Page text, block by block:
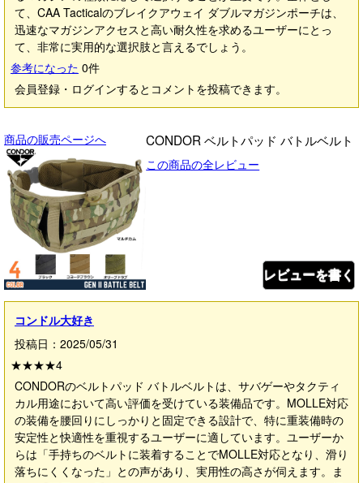
て、CAA Tacticalのブレイクアウェイ ダブルマガジンポーチは、
迅速なマガジンアクセスと高い耐久性を求めるユーザーにとっ
て、非常に実用的な選択肢と言えるでしょう。
参考になった 0件
会員登録・ログインするとコメントを投稿できます。
商品の販売ページへ CONDOR ベルトパッド バトルベルト
この商品の全レビュー
レビューを書く
コンドル大好き
投稿日：2025/05/31
★★★★4
CONDORのベルトパッド バトルベルトは、サバゲーやタクティ
カル用途において高い評価を受けている装備品です。MOLLE対応
の装備を腰回りにしっかりと固定できる設計で、特に重装備時の
安定性と快適性を重視するユーザーに適しています。ユーザーか
らは「手持ちのベルトに装着することでMOLLE対応となり、滑り
落ちにくくなった」との声があり、実用性の高さが伺えます。ま